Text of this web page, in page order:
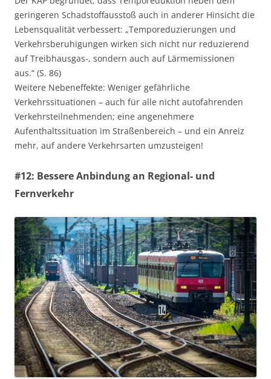
geringeren Schadstoffausstoß auch in anderer Hinsicht die
Lebensqualität verbessert: „Temporeduzierungen und
Verkehrsberuhigungen wirken sich nicht nur reduzierend
auf Treibhausgas-, sondern auch auf Lärmemissionen
aus.“ (S. 86)
Weitere Nebeneffekte: Weniger gefährliche
Verkehrssituationen – auch für alle nicht autofahrenden
Verkehrsteilnehmenden; eine angenehmere
Aufenthaltssituation im Straßenbereich – und ein Anreiz
mehr, auf andere Verkehrsarten umzusteigen!
#12: Bessere Anbindung an Regional- und
Fernverkehr